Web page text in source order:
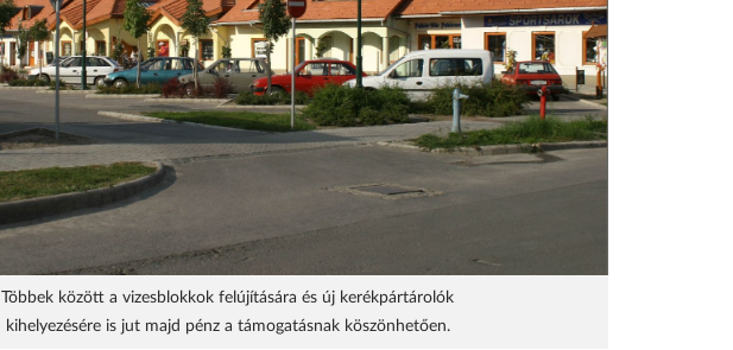
Többek között a vizesblokkok felújítására és új kerékpártárolók
kihelyezésére is jut majd pénz a támogatásnak köszönhetően.